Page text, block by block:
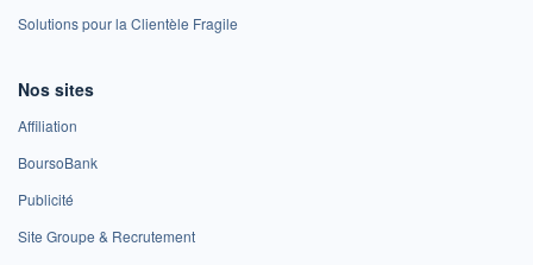
Solutions pour la Clientèle Fragile
Nos sites
Affiliation
BoursoBank
Publicité
Site Groupe & Recrutement